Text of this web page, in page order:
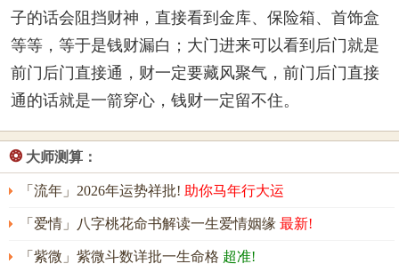
子的话会阻挡财神，直接看到金库、保险箱、首饰盒
等等，等于是钱财漏白；大门进来可以看到后门就是
前门后门直接通，财一定要藏风聚气，前门后门直接
通的话就是一箭穿心，钱财一定留不住。
❂ 大师测算：
「流年」2026年运势祥批! 助你马年行大运
「爱情」八字桃花命书解读一生爱情姻缘 最新!
「紫微」紫微斗数详批一生命格 超准!